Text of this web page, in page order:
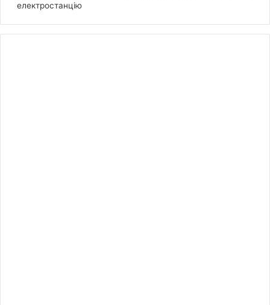
електростанцію